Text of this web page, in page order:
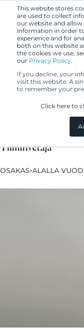
This website stores
are used to collect
our website and
information in order
experience and for
both on this website
the cookies we use,
our Privacy Policy.
If you decline, your
visit this website. A
to remember your
Click here to
Virpi
Tiiminvetäjä
OSAKAS•ALALLA